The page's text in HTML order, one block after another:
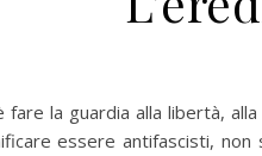
fare la guardia alla libertà,
essere antifascisti,